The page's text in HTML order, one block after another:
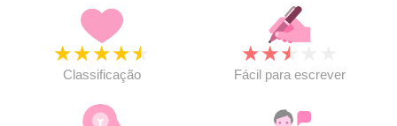
★★★★★
Classificação
★★★
Fácil para escrever